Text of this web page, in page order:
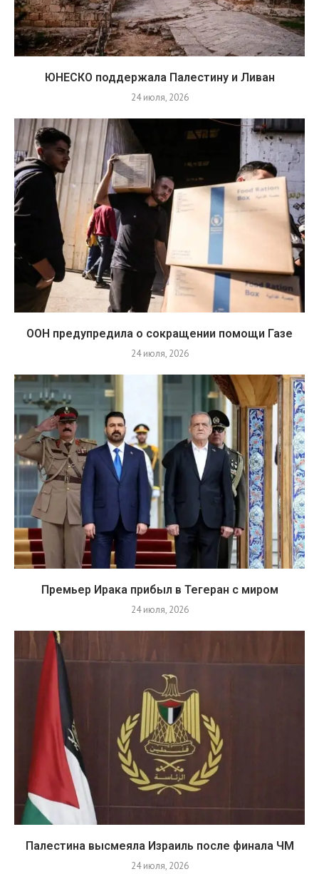
ЮНЕСКО поддержала Палестину и Ливан
24 июля, 2026
ООН предупредила о сокращении помощи Газе
24 июля, 2026
Премьер Ирака прибыл в Тегеран с миром
24 июля, 2026
Палестина высмеяла Израиль после финала ЧМ
24 июля, 2026